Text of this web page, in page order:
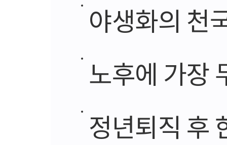
야생화의 천국
노후에 가장
정년퇴직 후